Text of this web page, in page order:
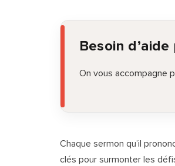
Besoin
On vous accompagne
Chaque sermon qu’il
clés pour surmonter les